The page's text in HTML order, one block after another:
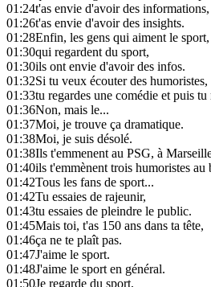
01:24t'as envie d'avoir des informations,
01:26t'as envie d'avoir des insights.
01:28Enfin, les gens qui aiment le sport,
01:30qui regardent du sport,
01:30ils ont envie d'avoir des infos.
01:32Si tu veux écouter des humoristes,
01:33tu regardes une comédie et puis tu
01:36Non, mais le...
01:37Moi, je trouve ça dramatique.
01:38Moi, je suis désolé.
01:38Ils t'emmenent au PSG, à
01:40ils t'emmènent trois humoristes au
01:42Tous les fans de sport...
01:42Tu essaies de rajeunir,
01:43tu essaies de pleindre le public.
01:45Mais toi, t'as 150 ans dans ta tête,
01:46ça ne te plaît pas.
01:47J'aime le sport.
01:48J'aime le sport en général.
01:50Je regarde du sport,